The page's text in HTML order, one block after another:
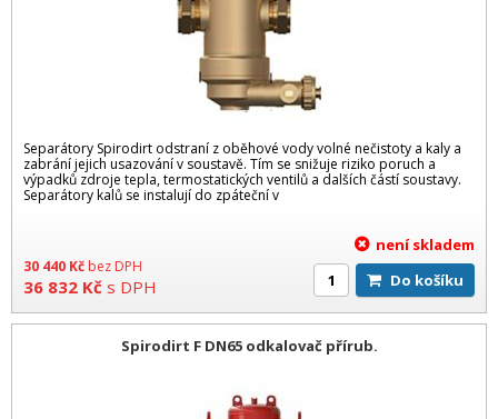
Separátory Spirodirt odstraní z oběhové vody volné nečistoty a kaly a
zabrání jejich usazování v soustavě. Tím se snižuje riziko poruch a
výpadků zdroje tepla, termostatických ventilů a dalších částí soustavy.
Separátory kalů se instalují do zpáteční v
30 440 Kč bez DPH
36 832 Kč s DPH
není skladem
Do košíku
Spirodirt F DN65 odkalovač přírub.